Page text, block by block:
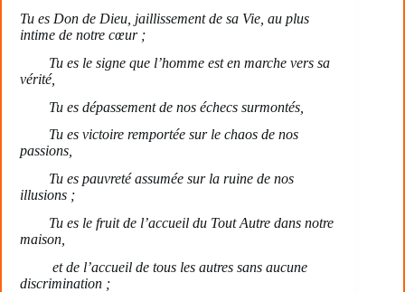
Tu es Don de Dieu, jaillissement de sa Vie, au plus
intime de notre cœur ;
Tu es le signe que l’homme est en marche vers sa
vérité,
Tu es dépassement de nos échecs surmontés,
Tu es victoire remportée sur le chaos de nos
passions,
Tu es pauvreté assumée sur la ruine de nos
illusions ;
Tu es le fruit de l’accueil du Tout Autre dans notre
maison,
et de l’accueil de tous les autres sans aucune
discrimination ;